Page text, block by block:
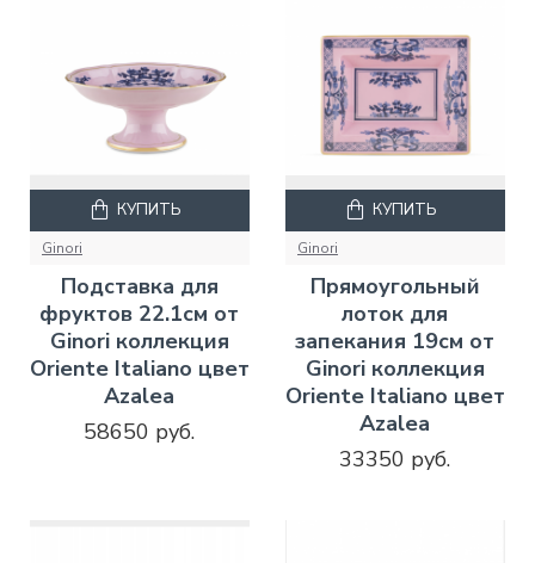
Ginori
Подставка для
фруктов 22.1см от
Ginori коллекция
Oriente Italiano цвет
Azalea
58650 руб.
КУПИТЬ
Ginori
Прямоугольный
лоток для
запекания 19см от
Ginori коллекция
Oriente Italiano цвет
Azalea
33350 руб.
КУПИТЬ